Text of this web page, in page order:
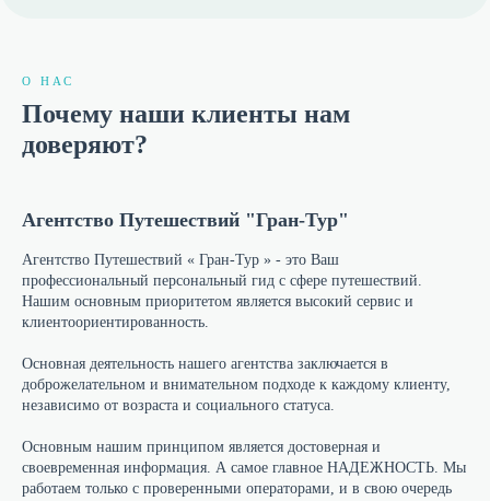
О НАС
Почему наши клиенты нам
доверяют?
Агентство Путешествий "Гран-Тур"
Агентство Путешествий « Гран-Тур » - это Ваш
профессиональный персональный гид с сфере путешествий.
Нашим основным приоритетом является высокий сервис и
клиентоориентированность.
Основная деятельность нашего агентства заключается в
доброжелательном и внимательном подходе к каждому клиенту,
независимо от возраста и социального статуса.
Основным нашим принципом является достоверная и
своевременная информация. А самое главное НАДЕЖНОСТЬ. Мы
работаем только с проверенными операторами, и в свою очередь